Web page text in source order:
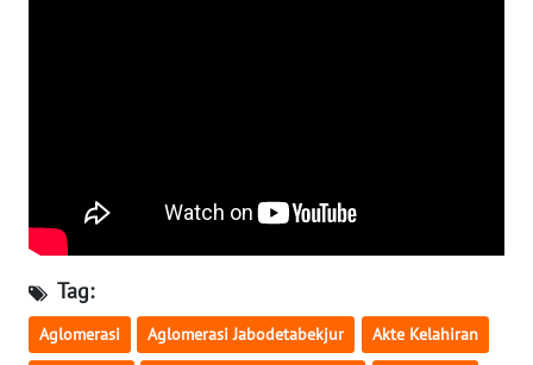
Tag:
Aglomerasi Aglomerasi Jabodetabekjur Akte Kelahiran
WN
WN
KALTENG